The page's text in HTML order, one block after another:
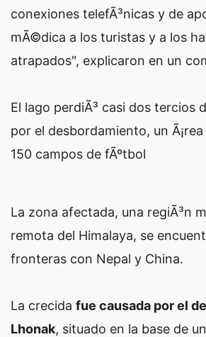
conexiones telefÃ³nicas y de
mÃ©dica a los turistas y a los
atrapados", explicaron en un
El lago perdiÃ³ casi dos tercios
por el desbordamiento, un
150 campos de fÃºtbol
La zona afectada, una regiÃ³n
remota del Himalaya, se
fronteras con Nepal y China.
La crecida fue causada por el
Lhonak, situado en la base de